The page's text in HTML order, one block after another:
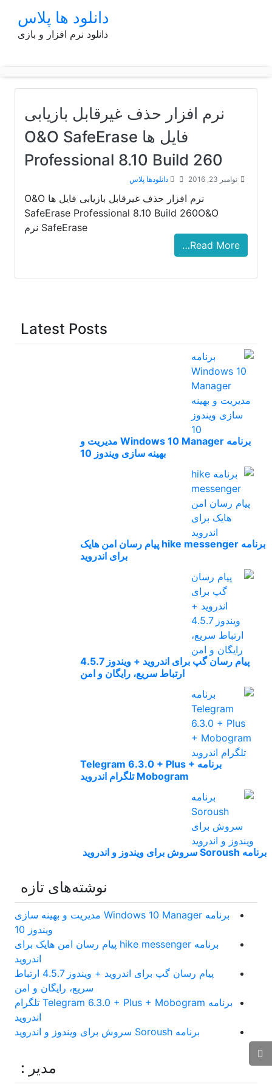
دانلود ها پلاس
دانلود نرم افزار و بازی
نرم افزار حذف غیرقابل بازیابی
فایل ها O&O SafeErase
Professional 8.10 Build 260
نوامبر 23, 2016 دانلودها پلاس
نرم افزار حذف غیرقابل بازیابی فایل ها O&O
SafeErase Professional 8.10 Build 260O&O
SafeErase نرم
Read More…
Latest Posts
برنامه Windows 10 Manager مدیریت و
بهینه سازی ویندوز 10
برنامه hike messenger پیام‌ رسان‌ امن هایک
برای اندروید
پیام رسان گپ برای اندروید + ویندوز 4.5.7
ارتباط سریع، رایگان و امن
برنامه Telegram 6.3.0 + Plus +
Mobogram تلگرام اندروید
برنامه Soroush سروش برای ویندوز و اندروید
نوشته‌های تازه
برنامه Windows 10 Manager مدیریت و بهینه سازی
ویندوز 10
برنامه hike messenger پیام‌ رسان‌ امن هایک برای
اندروید
پیام رسان گپ برای اندروید + ویندوز 4.5.7 ارتباط
سریع، رایگان و امن
برنامه Telegram 6.3.0 + Plus + Mobogram تلگرام
اندروید
برنامه Soroush سروش برای ویندوز و اندروید
مدیر :